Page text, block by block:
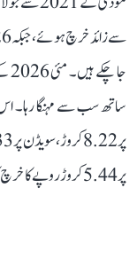
پر 5.44 کروڑ روپے کا خرچ آیا۔